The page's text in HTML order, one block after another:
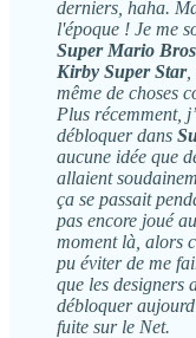
derniers, haha.
l'époque ! Je me
Super Mario
Kirby Super Star,
même de choses
Plus récemment,
débloquer dans
aucune idée que
allaient
ça se passait
pas encore joué
moment là, alors
pu éviter de me
que les designers
débloquer
fuite sur le Net.